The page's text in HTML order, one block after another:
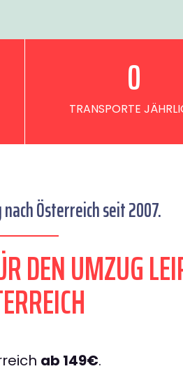
TRANSPORTE
0
Österreich seit 2007.
DEN UMZUG
ab 149€.